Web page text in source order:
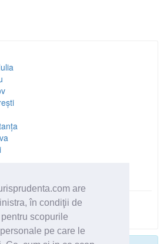
are
în condiţii de
scopurile
pe care le